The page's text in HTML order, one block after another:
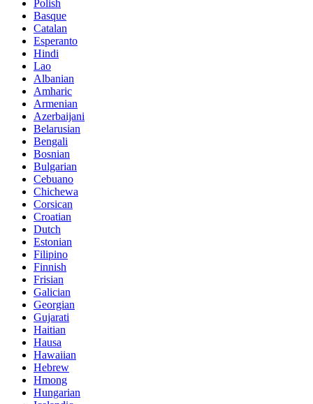
Polish
Basque
Catalan
Esperanto
Hindi
Lao
Albanian
Amharic
Armenian
Azerbaijani
Belarusian
Bengali
Bosnian
Bulgarian
Cebuano
Chichewa
Corsican
Croatian
Dutch
Estonian
Filipino
Finnish
Frisian
Galician
Georgian
Gujarati
Haitian
Hausa
Hawaiian
Hebrew
Hmong
Hungarian